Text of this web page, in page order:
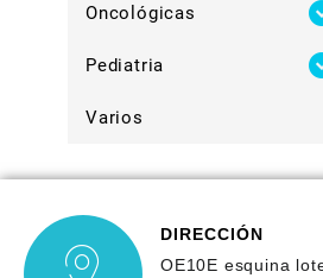
Oncológicas
Pediatria
Varios
DIRECCIÓN
OE10E esquina